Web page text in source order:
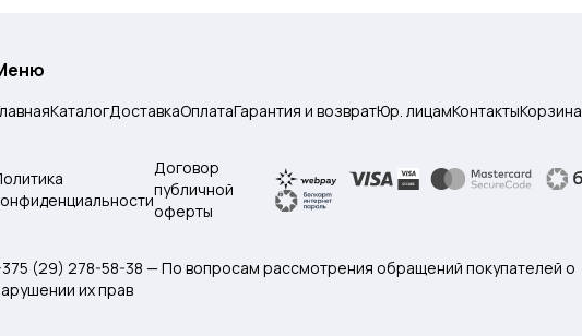
КаталогДоставкаОплатаГарантия и возвратЮр. лицамКонтактыКорзина
Договор
публичной
оферты
(29) 278-58-38 — По вопросам рассмотрения обращений покупателей о
их прав